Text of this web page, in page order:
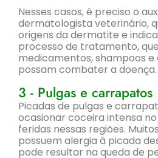
Nesses casos, é preciso o
dermatologista veterinário,
origens da dermatite e
processo de tratamento,
medicamentos, shampoos
possam combater a doença.
3 - Pulgas e carrapatos
Picadas de pulgas e
ocasionar coceira intensa
feridas nessas regiões.
possuem alergia à picada
pode resultar na queda de